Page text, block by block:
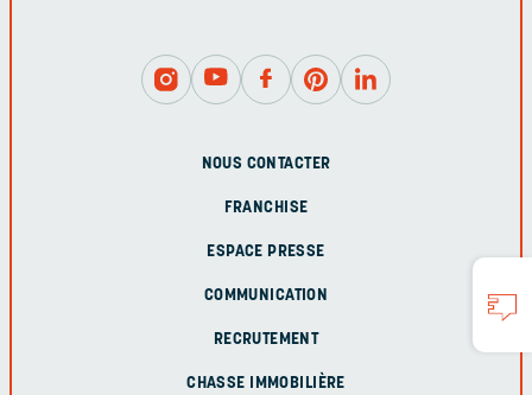
NOUS CONTACTER
FRANCHISE
ESPACE PRESSE
COMMUNICATION
RECRUTEMENT
CHASSE IMMOBILIÈRE